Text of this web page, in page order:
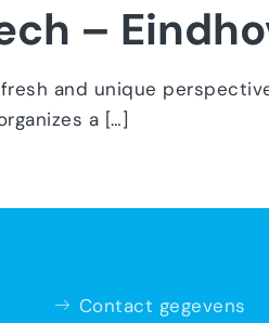
–
and unique
a […]
Contact gegevens